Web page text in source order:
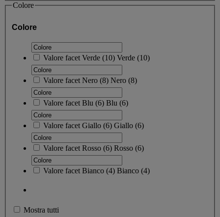
Colore
Colore
Valore facet Verde (10) Verde (10)
Valore facet Nero (8) Nero (8)
Valore facet Blu (6) Blu (6)
Valore facet Giallo (6) Giallo (6)
Valore facet Rosso (6) Rosso (6)
Valore facet Bianco (4) Bianco (4)
Mostra tutti